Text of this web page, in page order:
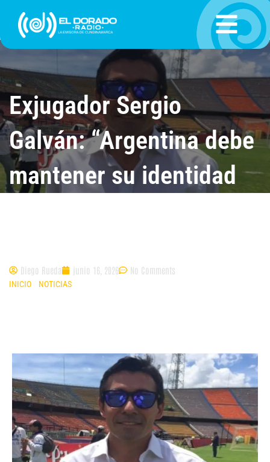
contenido
Exjugador Sergio
Galván: “Argentina debe
mantener su identidad
Diego Rueda junio 16, 2026 No Comments
INICIO NOTICIAS